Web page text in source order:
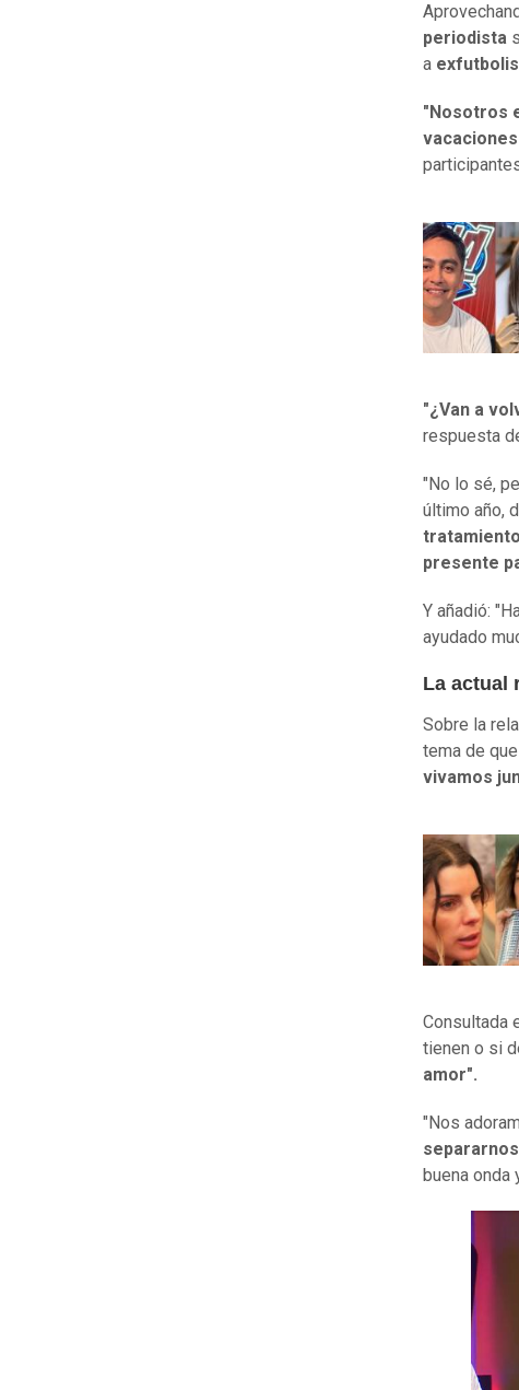
periodista
a
"Nosotros
"¿Van a
respuesta
"No lo sé,
último año,
presente
Y añadió:
ayudado
La actual
Sobre la
tema de
vivamos
Consultada
tienen o si
amor".
"Nos
buena onda